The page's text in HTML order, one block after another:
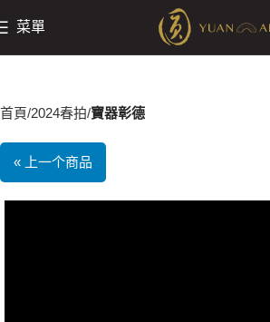
菜單
首頁 2024春拍 寶器彰德
« 上一个商品